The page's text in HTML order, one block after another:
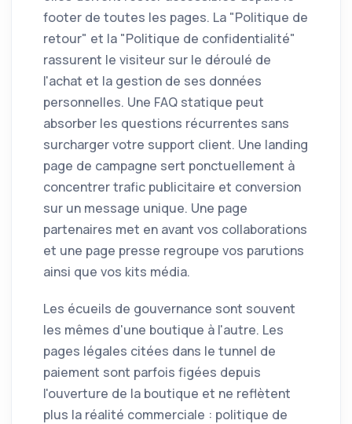
footer de toutes les pages. La "Politique de
retour" et la "Politique de confidentialité"
rassurent le visiteur sur le déroulé de
l'achat et la gestion de ses données
personnelles. Une FAQ statique peut
absorber les questions récurrentes sans
surcharger votre support client. Une landing
page de campagne sert ponctuellement à
concentrer trafic publicitaire et conversion
sur un message unique. Une page
partenaires met en avant vos collaborations
et une page presse regroupe vos parutions
ainsi que vos kits média.
Les écueils de gouvernance sont souvent
les mêmes d'une boutique à l'autre. Les
pages légales citées dans le tunnel de
paiement sont parfois figées depuis
l'ouverture de la boutique et ne reflètent
plus la réalité commerciale : politique de